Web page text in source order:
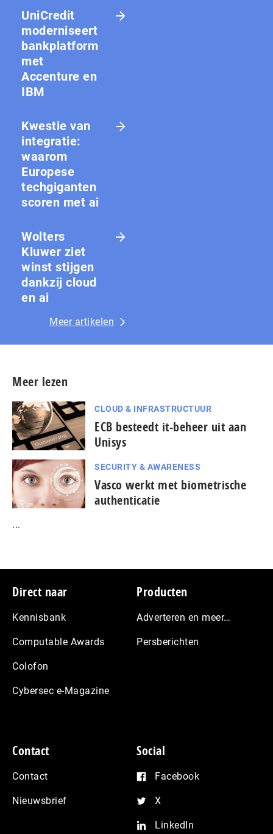
UniCredit
moderniseert
bankplatform
met
Accenture en
IBM
Kwestie van
integratie:
waarom
Europese
techgiganten
scoren met ai
Wolters
Kluwer ziet
winst stijgen
dankzij cloud
en ai
Meer artikelen
Meer lezen
CLOUD & INFRASTRUCTUUR
ECB besteedt it-beheer uit aan
Unisys
SECURITY & AWARENESS
Vasco werkt met biometrische
authenticatie
...
Footer
Direct naar
Kennisbank
Computable Awards
Colofon
Cybersec e-Magazine
Producten
Adverteren en meer…
Persberichten
Contact
Contact
Nieuwsbrief
Social
Facebook
X
LinkedIn